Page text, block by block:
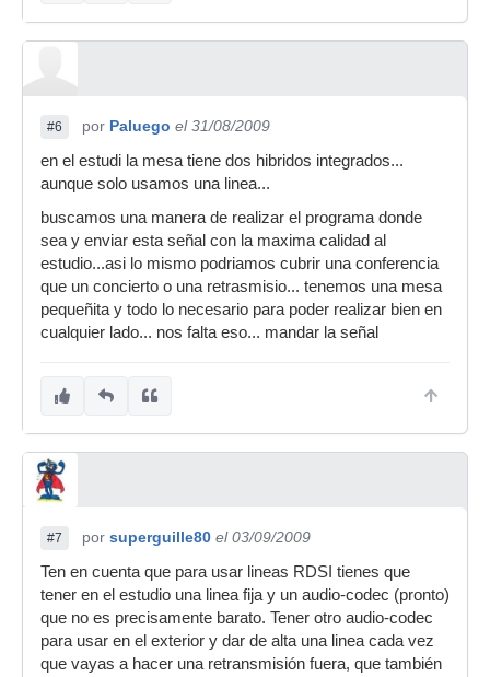
#6 por Paluego el 31/08/2009
en el estudi la mesa tiene dos hibridos integrados...
aunque solo usamos una linea...
buscamos una manera de realizar el programa donde
sea y enviar esta señal con la maxima calidad al
estudio...asi lo mismo podriamos cubrir una conferencia
que un concierto o una retrasmisio... tenemos una mesa
pequeñita y todo lo necesario para poder realizar bien en
cualquier lado... nos falta eso... mandar la señal
#7 por superguille80 el 03/09/2009
Ten en cuenta que para usar lineas RDSI tienes que
tener en el estudio una linea fija y un audio-codec (pronto)
que no es precisamente barato. Tener otro audio-codec
para usar en el exterior y dar de alta una linea cada vez
que vayas a hacer una retransmisión fuera, que también